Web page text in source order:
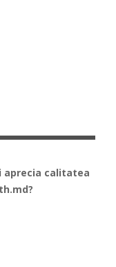
aprecia calitatea